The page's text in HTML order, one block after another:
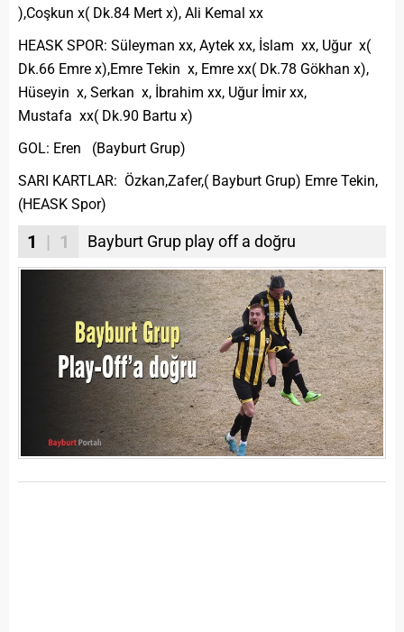
),Coşkun x( Dk.84 Mert x), Ali Kemal xx
HEASK SPOR: Süleyman xx, Aytek xx, İslam xx, Uğur x(
Dk.66 Emre x),Emre Tekin x, Emre xx( Dk.78 Gökhan x),
Hüseyin x, Serkan x, İbrahim xx, Uğur İmir xx,
Mustafa xx( Dk.90 Bartu x)
GOL: Eren (Bayburt Grup)
SARI KARTLAR: Özkan,Zafer,( Bayburt Grup) Emre Tekin,
(HEASK Spor)
1 | 1 Bayburt Grup play off a doğru